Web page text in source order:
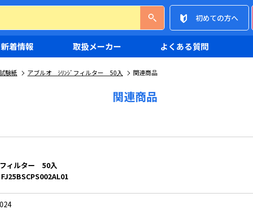
初めての方へ
新着情報 取扱メーカー よくある質問
験紙 アブルオ ｼﾘﾝｼﾞフィルター 50入 関連商品
関連商品
ィルター 50入